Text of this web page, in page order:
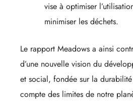
vise à optimiser
minimiser les déchets.
Le rapport Meadows a ainsi
d’une nouvelle vision du
et social, fondée sur la
compte des limites de notre